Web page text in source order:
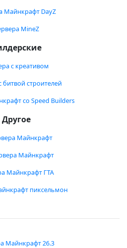
Майнкрафт DayZ
MineZ
с креативом
битвой строителей
со Speed Builders
Другое
Майнкрафт
Майнкрафт
Майнкрафт ГТА
пиксельмон
Майнкрафт 26.3